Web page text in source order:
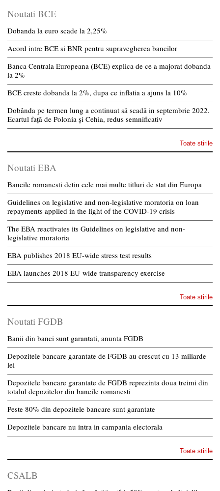
Noutati BCE
Dobanda la euro scade la 2,25%
Acord intre BCE si BNR pentru supravegherea bancilor
Banca Centrala Europeana (BCE) explica de ce a majorat dobanda
la 2%
BCE creste dobanda la 2%, dupa ce inflatia a ajuns la 10%
Dobânda pe termen lung a continuat să scadă in septembrie 2022.
Ecartul față de Polonia și Cehia, redus semnificativ
Toate stirile
Noutati EBA
Bancile romanesti detin cele mai multe titluri de stat din Europa
Guidelines on legislative and non-legislative moratoria on loan
repayments applied in the light of the COVID-19 crisis
The EBA reactivates its Guidelines on legislative and non-
legislative moratoria
EBA publishes 2018 EU-wide stress test results
EBA launches 2018 EU-wide transparency exercise
Toate stirile
Noutati FGDB
Banii din banci sunt garantati, anunta FGDB
Depozitele bancare garantate de FGDB au crescut cu 13 miliarde
lei
Depozitele bancare garantate de FGDB reprezinta doua treimi din
totalul depozitelor din bancile romanesti
Peste 80% din depozitele bancare sunt garantate
Depozitele bancare nu intra in campania electorala
Toate stirile
CSALB